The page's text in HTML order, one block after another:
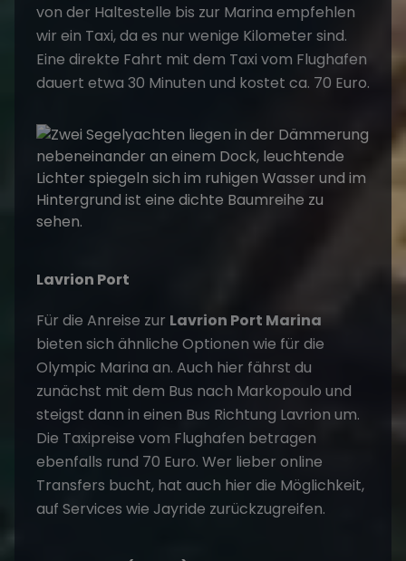
von der Haltestelle bis zur Marina empfehlen
wir ein Taxi, da es nur wenige Kilometer sind.
Eine direkte Fahrt mit dem Taxi vom Flughafen
dauert etwa 30 Minuten und kostet ca. 70 Euro.
Lavrion Port
Für die Anreise zur Lavrion Port Marina
bieten sich ähnliche Optionen wie für die
Olympic Marina an. Auch hier fährst du
zunächst mit dem Bus nach Markopoulo und
steigst dann in einen Bus Richtung Lavrion um.
Die Taxipreise vom Flughafen betragen
ebenfalls rund 70 Euro. Wer lieber online
Transfers bucht, hat auch hier die Möglichkeit,
auf Services wie Jayride zurückzugreifen.